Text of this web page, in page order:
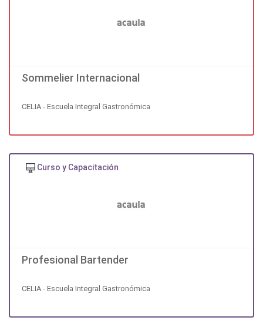
Sommelier Internacional
CELIA - Escuela Integral Gastronómica
Profesional Bartender
CELIA - Escuela Integral Gastronómica
Curso y Capacitación